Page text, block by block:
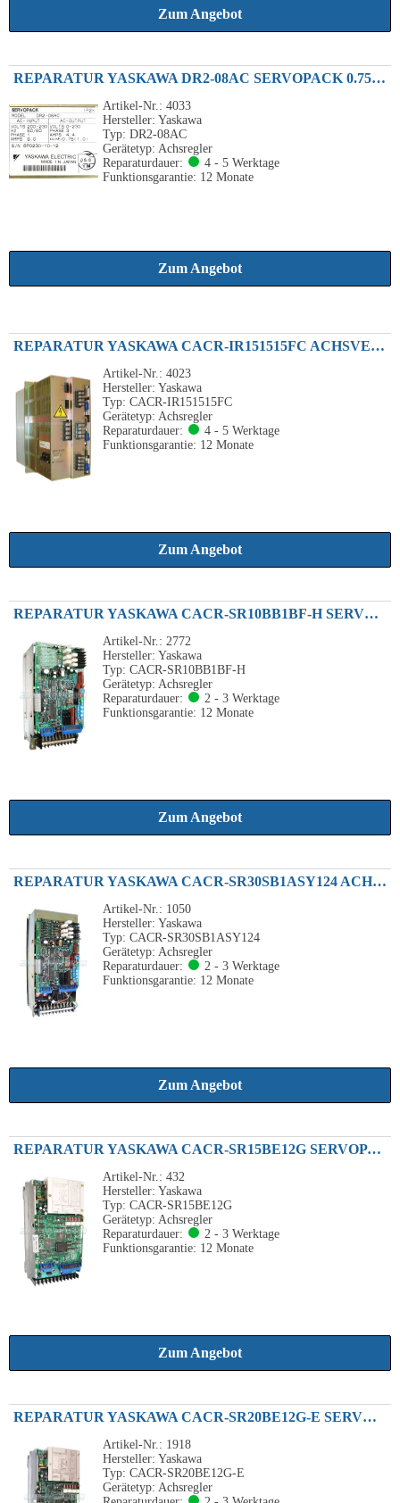
Zum Angebot
REPARATUR YASKAWA DR2-08AC SERVOPACK 0.75KW 230VAC
Artikel-Nr.: 4033
Hersteller: Yaskawa
Typ: DR2-08AC
Gerätetyp: Achsregler
Reparaturdauer:
4 - 5 Werktage
Funktionsgarantie: 12 Monate
Zum Angebot
REPARATUR YASKAWA CACR-IR151515FC ACHSVERSTÄRKER 3-ACHSEN 1.5KW
Artikel-Nr.: 4023
Hersteller: Yaskawa
Typ: CACR-IR151515FC
Gerätetyp: Achsregler
Reparaturdauer:
4 - 5 Werktage
Funktionsgarantie: 12 Monate
Zum Angebot
REPARATUR YASKAWA CACR-SR10BB1BF-H SERVOPACK 200VAC 1.0KW
Artikel-Nr.: 2772
Hersteller: Yaskawa
Typ: CACR-SR10BB1BF-H
Gerätetyp: Achsregler
Reparaturdauer:
2 - 3 Werktage
Funktionsgarantie: 12 Monate
Zum Angebot
REPARATUR YASKAWA CACR-SR30SB1ASY124 ACHSVERSTÄRKER 3.0KW 4.1HP 200VAC
Artikel-Nr.: 1050
Hersteller: Yaskawa
Typ: CACR-SR30SB1ASY124
Gerätetyp: Achsregler
Reparaturdauer:
2 - 3 Werktage
Funktionsgarantie: 12 Monate
Zum Angebot
REPARATUR YASKAWA CACR-SR15BE12G SERVOPACK ACHSVERSTÄRKER 1.5KW 200VAC
Artikel-Nr.: 432
Hersteller: Yaskawa
Typ: CACR-SR15BE12G
Gerätetyp: Achsregler
Reparaturdauer:
2 - 3 Werktage
Funktionsgarantie: 12 Monate
Zum Angebot
REPARATUR YASKAWA CACR-SR20BE12G-E SERVOPACK 2.0KW 19A 200VAC
Artikel-Nr.: 1918
Hersteller: Yaskawa
Typ: CACR-SR20BE12G-E
Gerätetyp: Achsregler